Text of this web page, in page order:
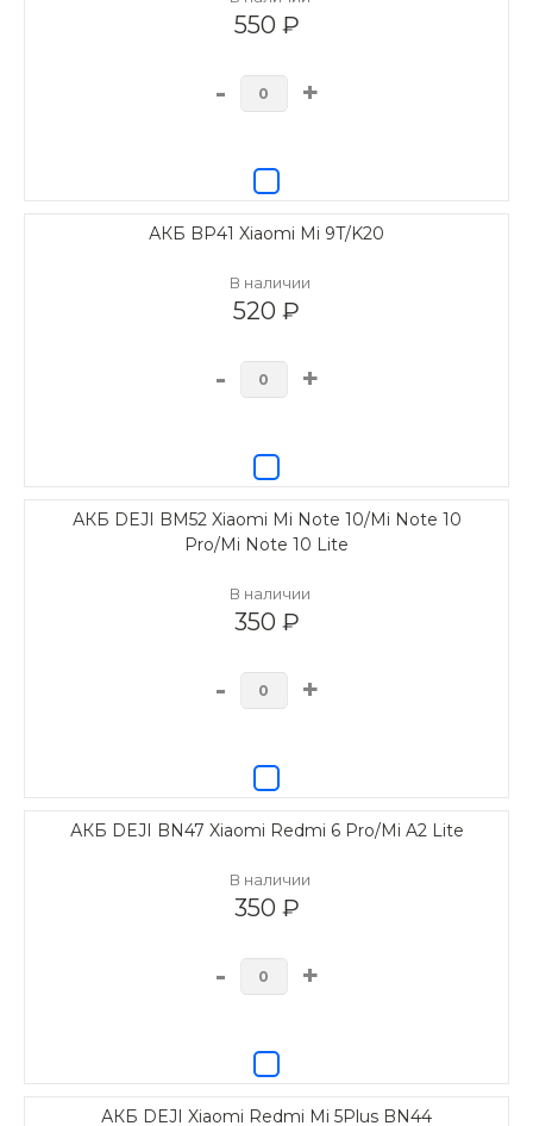
550 ₽
- +
АКБ BP41 Xiaomi Mi 9T/K20
В наличии
520 ₽
- +
АКБ DEJI BM52 Xiaomi Mi Note 10/Mi Note 10
Pro/Mi Note 10 Lite
В наличии
350 ₽
- +
АКБ DEJI BN47 Xiaomi Redmi 6 Pro/Mi A2 Lite
В наличии
350 ₽
- +
АКБ DEJI Xiaomi Redmi Mi 5Plus BN44